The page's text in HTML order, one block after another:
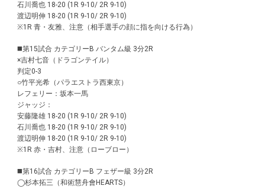
石川喬也 18-20 (1R 9-10/ 2R 9-10)
渡辺明伸 18-20 (1R 9-10/ 2R 9-10)
※1R 青・友雅、注意（相手選手の顔に指を向ける行為）
◼️第15試合 カテゴリーB バンタム級 3分2R
×吉村七音（ドラゴンテイル）
判定0-3
○竹平光希（パラエストラ西東京）
レフェリー：坂本一馬
ジャッジ：
安藤隆雄 18-20 (1R 9-10/ 2R 9-10)
石川喬也 18-20 (1R 9-10/ 2R 9-10)
渡辺明伸 18-20 (1R 9-10/ 2R 9-10)
※1R 赤・吉村、注意（ローブロー）
◼️第16試合 カテゴリーB フェザー級 3分2R
◯杉本拓三（和術慧舟會HEARTS）